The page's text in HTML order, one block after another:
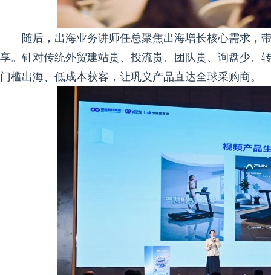
随后，出海业务讲师任总聚焦出海增长核心需求，
享。针对传统外贸建站贵、投流贵、团队贵、询盘少、
门槛出海、低成本获客，让巩义产品直达全球采购商。